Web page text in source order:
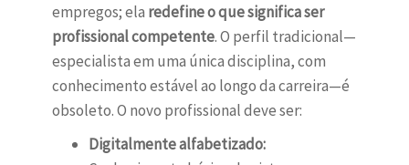
empregos; ela redefine o que significa ser
profissional competente. O perfil tradicional—
especialista em uma única disciplina, com
conhecimento estável ao longo da carreira—é
obsoleto. O novo profissional deve ser:
Digitalmente alfabetizado: